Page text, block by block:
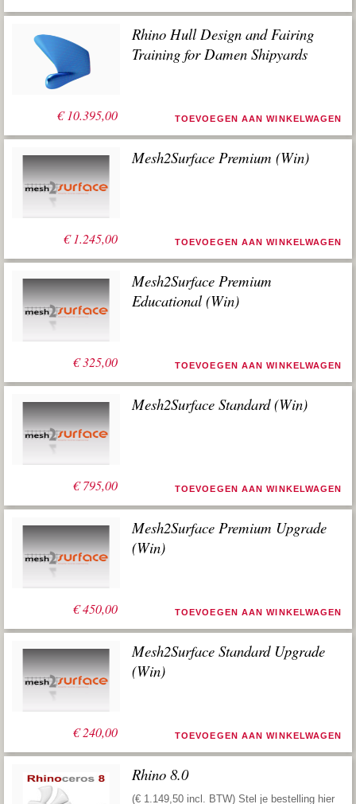
€10.395,00
Rhino Hull Design and Fairing
Training for Damen Shipyards
TOEVOEGEN AAN WINKELWAGEN
€1.245,00
Mesh2Surface Premium (Win)
TOEVOEGEN AAN WINKELWAGEN
€325,00
Mesh2Surface Premium
Educational (Win)
TOEVOEGEN AAN WINKELWAGEN
€795,00
Mesh2Surface Standard (Win)
TOEVOEGEN AAN WINKELWAGEN
€450,00
Mesh2Surface Premium Upgrade
(Win)
TOEVOEGEN AAN WINKELWAGEN
€240,00
Mesh2Surface Standard Upgrade
(Win)
TOEVOEGEN AAN WINKELWAGEN
Rhino 8.0
(€ 1.149,50 incl. BTW) Stel je bestelling hier